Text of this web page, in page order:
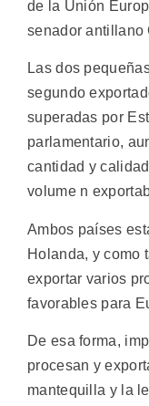
de la Unión
senador antillano
Las dos
segundo
superadas por
parlamentario,
cantidad y
volume n
Ambos países
Holanda, y como
exportar varios
favorables para
De esa forma,
procesan y
mantequilla y la